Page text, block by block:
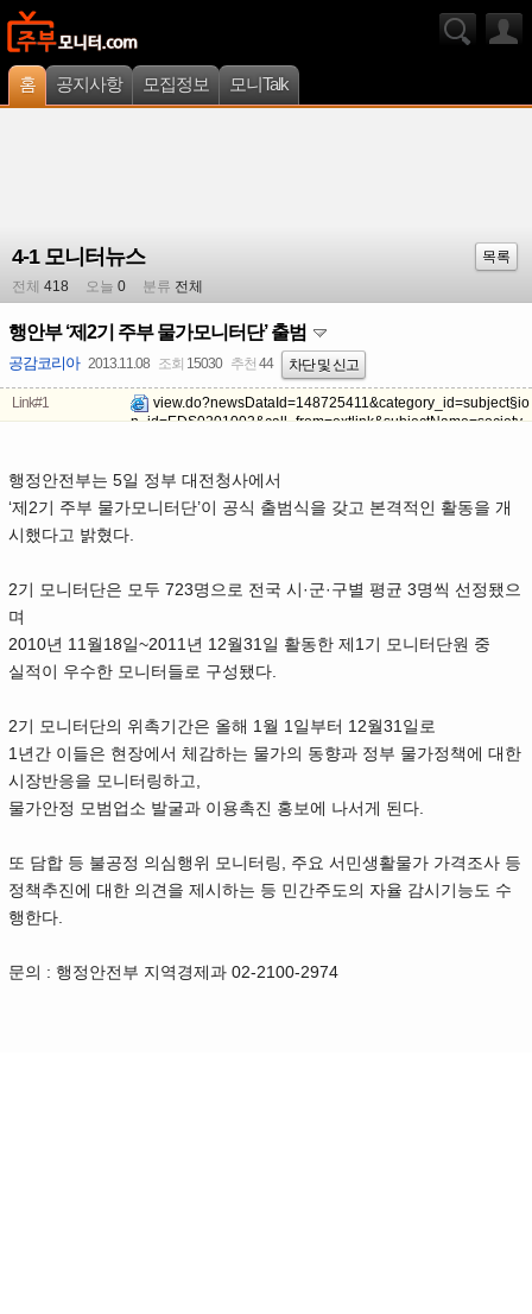
홈 공지사항 모집정보 모니Talk
4-1 모니터뉴스
목록
전체 418 오늘 0 분류 전체
행안부 ‘제2기 주부 물가모니터단’ 출범
공감코리아 2013.11.08 조회 15030 추천 44 차단 및 신고
Link#1
view.do?newsDataId=148725411&category_id=subject§io
n_id=EDS0201002&call_from=extlink&subjectName=society
행정안전부는 5일 정부 대전청사에서
‘제2기 주부 물가모니터단’이 공식 출범식을 갖고 본격적인 활동을 개
시했다고 밝혔다.
2기 모니터단은 모두 723명으로 전국 시·군·구별 평균 3명씩 선정됐으
며
2010년 11월18일~2011년 12월31일 활동한 제1기 모니터단원 중
실적이 우수한 모니터들로 구성됐다.
2기 모니터단의 위촉기간은 올해 1월 1일부터 12월31일로
1년간 이들은 현장에서 체감하는 물가의 동향과 정부 물가정책에 대한
시장반응을 모니터링하고,
물가안정 모범업소 발굴과 이용촉진 홍보에 나서게 된다.
또 담합 등 불공정 의심행위 모니터링, 주요 서민생활물가 가격조사 등
정책추진에 대한 의견을 제시하는 등 민간주도의 자율 감시기능도 수
행한다.
문의 : 행정안전부 지역경제과 02-2100-2974